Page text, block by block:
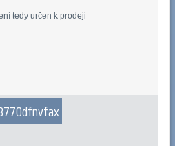
tedy určen k prodeji